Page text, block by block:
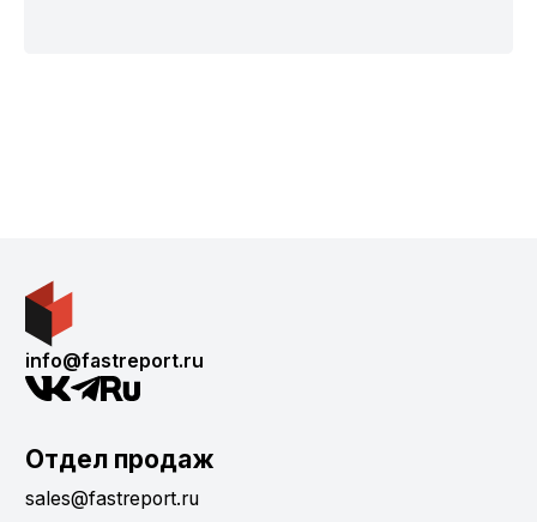
info@fastreport.ru
Отдел продаж
sales@fastreport.ru